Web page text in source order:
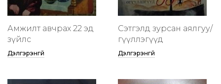
Амжилт авчрах 22 эд
зүйлс
Дэлгэрэнгүй
Сэтгэлд зурсан аялгуу/
өгүүллэгүүд
Дэлгэрэнгүй